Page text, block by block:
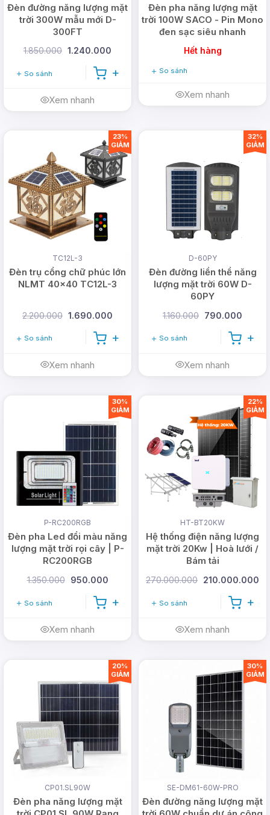
Đèn đường năng lượng mặt
trời 300W mẫu mới D-
300FT
1.850.000 1.240.000
So sánh
Xem nhanh
Đèn pha năng lượng mặt
trời 100W SACO - Pin Mono
đen sạc siêu nhanh
Hết hàng
So sánh
Xem nhanh
TC12L-3
Đèn trụ cổng chữ phúc lớn
NLMT 40x40 TC12L-3
2.200.000 1.690.000
So sánh
Xem nhanh
23%
GIẢM
D-60PY
Đèn đường liền thể năng
lượng mặt trời 60W D-
60PY
1.160.000 790.000
So sánh
Xem nhanh
32%
GIẢM
P-RC200RGB
Đèn pha Led đổi màu năng
lượng mặt trời rọi cây | P-
RC200RGB
1.350.000 950.000
So sánh
Xem nhanh
30%
GIẢM
HT-BT20KW
Hệ thống điện năng lượng
mặt trời 20Kw | Hoà lưới /
Bám tải
270.000.000 210.000.000
So sánh
Xem nhanh
22%
GIẢM
CP01.SL90W
Đèn pha năng lượng mặt
20%
GIẢM
SE-DM61-60W-PRO
Đèn đường năng lượng mặt
30%
GIẢM